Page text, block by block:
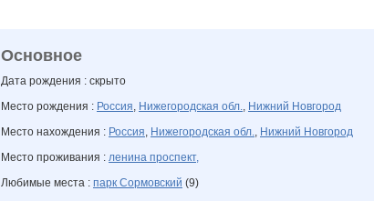
Основное
Дата рождения : скрыто
Место рождения : Россия, Нижегородская обл., Нижний Новгород
Место нахождения : Россия, Нижегородская обл., Нижний Новгород
Место проживания : ленина проспект,
Любимые места : парк Сормовский (9)